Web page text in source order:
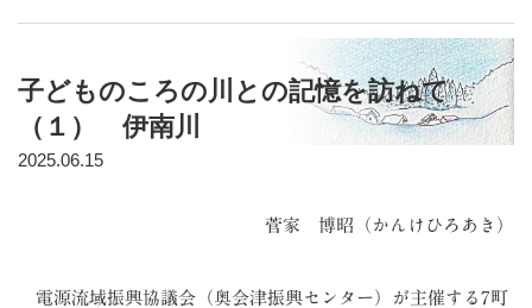
子どものころの川との記憶を訪ねて
（１） 伊南川
2025.06.15
菅家 博昭（かんけひろあき）
電源流域振興協議会（奥会津振興センター）が主催する7町